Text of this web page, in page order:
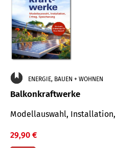
ENERGIE, BAUEN + WOHNEN
Balkonkraftwerke
Modellauswahl,
29,90 €